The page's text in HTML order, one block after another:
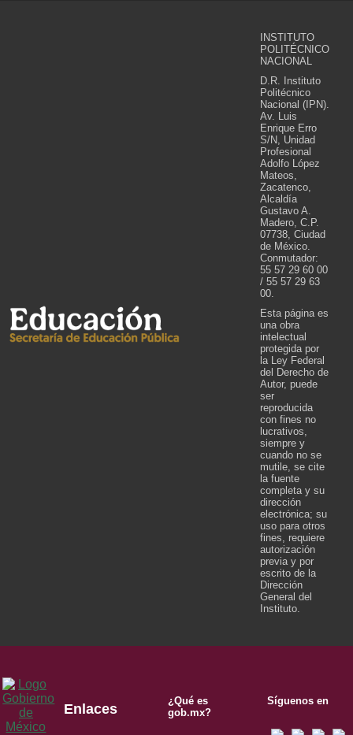
INSTITUTO
POLITÉCNICO
NACIONAL
D.R. Instituto
Politécnico
Nacional (IPN).
Av. Luis
Enrique Erro
S/N, Unidad
Profesional
Adolfo López
Mateos,
Zacatenco,
Alcaldía
Gustavo A.
Madero, C.P.
07738, Ciudad
de México.
Conmutador:
55 57 29 60 00
/ 55 57 29 63
00.
Esta página es
una obra
intelectual
protegida por
la Ley Federal
del Derecho de
Autor, puede
ser
reproducida
con fines no
lucrativos,
siempre y
cuando no se
mutile, se cite
la fuente
completa y su
dirección
electrónica; su
uso para otros
fines, requiere
autorización
previa y por
escrito de la
Dirección
General del
Instituto.
Enlaces
¿Qué es
gob.mx?
Síguenos en